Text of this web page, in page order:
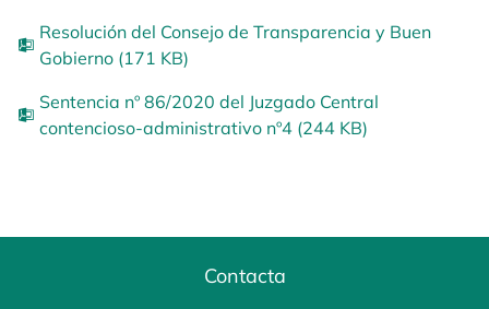
Resolución del Consejo de Transparencia y Buen
Gobierno (171 KB)
Sentencia nº 86/2020 del Juzgado Central
contencioso-administrativo nº4 (244 KB)
Contacta